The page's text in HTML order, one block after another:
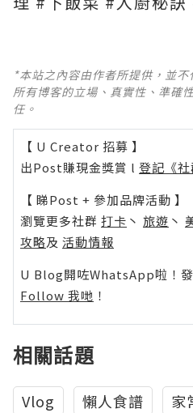
*本站之內容由作者所提供，並
所有博客的立場、真實性、準確
任。
【 U Creator 招募 】
出Post賺現金獎賞 l 登記《社
【 睇Post + 參加品牌活動 】
瀏覽更多社群 打卡 丶 旅遊 丶
攻略及 活動情報
U Blog開咗WhatsApp啦！發
Follow 我哋 ！
相關話題
Vlog 懶人食譜 家